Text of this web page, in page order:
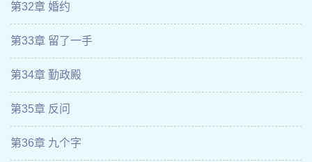
第32章 婚约
第33章 留了一手
第34章 勤政殿
第35章 反问
第36章 九个字